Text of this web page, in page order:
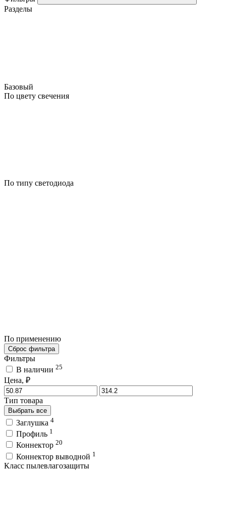
Разделы
Базовый
По цвету свечения
По типу светодиода
По применению
Сброс фильтра
Фильтры
В наличии 25
Цена, ₽
Тип товара
Выбрать все
Заглушка 4
Профиль 1
Коннектор 20
Коннектор выводной 1
Класс пылевлагозащиты